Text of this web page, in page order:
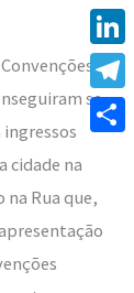
se
cidade na
Rua que,